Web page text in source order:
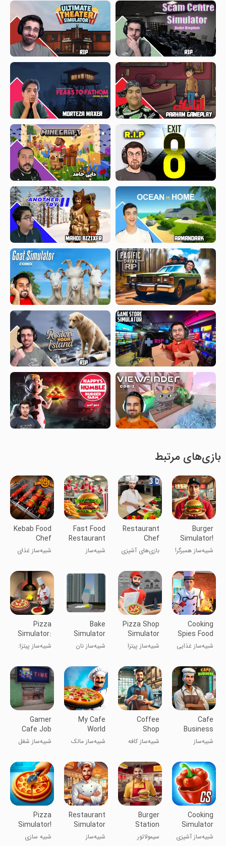
بازی‌های مرتبط
Burger
Simulator!
شبیه‌ساز همبرگر!
Restaurant
Chef
Cooking
Games
بازی‌های آشپزی
Fast Food
Restaurant
Simulator
شبیه‌ساز
Kebab Food
Chef
Simulator
شبیه‌ساز غذای
Cooking
Spies Food
Simulator
شبیه‌ساز غذایی
آشپز
Pizza Shop
Simulator
3D
شبیه‌ساز پیتزا
Bake
Simulator
شبیه‌ساز نان
Pizza
Simulator:
3D Cooking
شبیه‌ساز پیتزا:
بعدی
Cafe
Business
Sim -
Restaurant
شبیه‌ساز
رستوران
Coffee
Shop
Simulator
3D Cafe
شبیه‌ساز کافه
My Cafe
World
Owner
Simulator
شبیه‌ساز مالک
Gamer
Cafe Job
Simulator
شبیه‌ساز شغل
Cooking
Simulator
Mobile:
شبیه‌ساز آشپزی
Burger
Station
Simulator
سیمولاتور
Restaurant
Simulator
3D Bar
شبیه‌ساز
Pizza
Simulator!
شبیه سازی